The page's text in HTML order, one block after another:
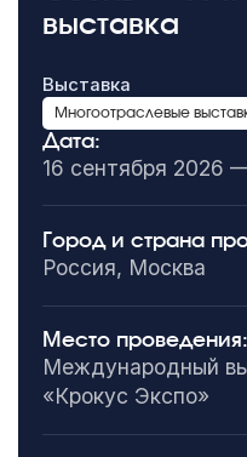
выставка
Выставка
Многоотраслевые
Дата:
16 сентября 2026
Город и страна
Россия, Москва
Место проведения:
Международный
«Крокус Экспо»